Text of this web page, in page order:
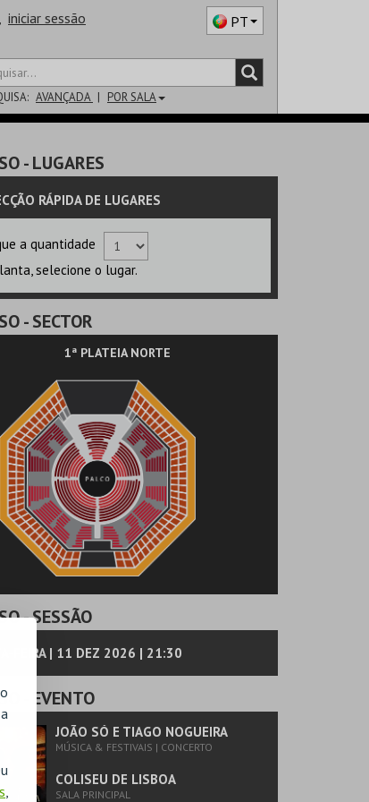
iniciar sessão PT
AVANÇADA POR SALA
- LUGARES
RÁPIDA DE LUGARES
a quantidade
selecione o lugar.
- SECTOR
1ª PLATEIA NORTE
- SESSÃO
FEIRA | 11 DEZ 2026 | 21:30
- EVENTO
JOÃO SÓ E TIAGO NOGUEIRA
MÚSICA & FESTIVAIS | CONCERTO
COLISEU DE LISBOA
SALA PRINCIPAL